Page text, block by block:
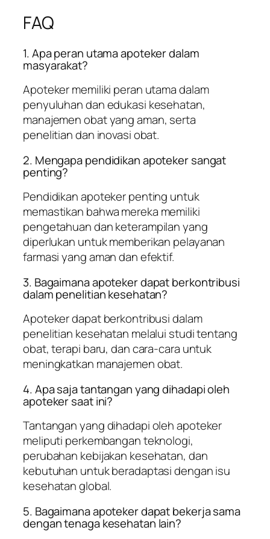
FAQ
1. Apa peran utama apoteker dalam
masyarakat?
Apoteker memiliki peran utama dalam
penyuluhan dan edukasi kesehatan,
manajemen obat yang aman, serta
penelitian dan inovasi obat.
2. Mengapa pendidikan apoteker sangat
penting?
Pendidikan apoteker penting untuk
memastikan bahwa mereka memiliki
pengetahuan dan keterampilan yang
diperlukan untuk memberikan pelayanan
farmasi yang aman dan efektif.
3. Bagaimana apoteker dapat berkontribusi
dalam penelitian kesehatan?
Apoteker dapat berkontribusi dalam
penelitian kesehatan melalui studi tentang
obat, terapi baru, dan cara-cara untuk
meningkatkan manajemen obat.
4. Apa saja tantangan yang dihadapi oleh
apoteker saat ini?
Tantangan yang dihadapi oleh apoteker
meliputi perkembangan teknologi,
perubahan kebijakan kesehatan, dan
kebutuhan untuk beradaptasi dengan isu
kesehatan global.
5. Bagaimana apoteker dapat bekerja sama
dengan tenaga kesehatan lain?